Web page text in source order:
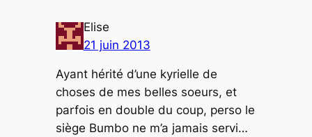
Elise
21 juin 2013
Ayant hérité d’une kyrielle de
choses de mes belles soeurs, et
parfois en double du coup, perso le
siège Bumbo ne m’a jamais servi…